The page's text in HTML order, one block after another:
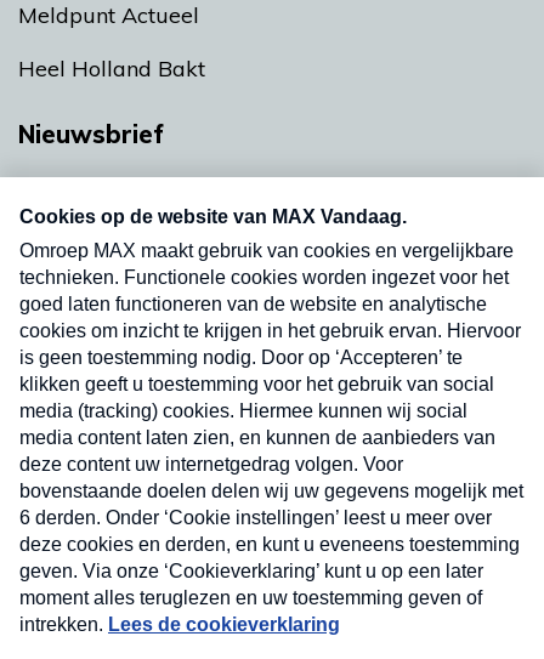
Meldpunt Actueel
Heel Holland Bakt
Nieuwsbrief
nieuwsbrief. Elke vrijdag- en dinsdagochtend in
uw mailbox.
Verzend
Nieuwsbrief
Neem hier een gratis abonnement op onze
nieuwsbrief. Elke vrijdag- en dinsdagochtend in uw